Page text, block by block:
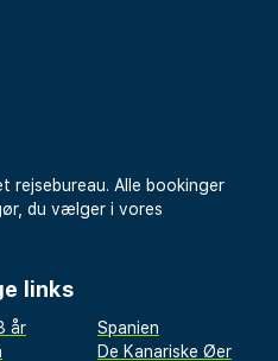
rejsebureau. Alle bookinger
du vælger i vores
links
år
Spanien
De Kanariske Øer